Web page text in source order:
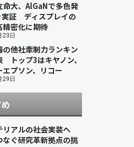
命大、AlGaNで多色発
実証 ディスプレイの
精密化に期待
23日
の他社牽制力ランキン
トップ3はキヤノン、
エプソン、リコー
29日
リアルの社会実装へ
なぐ研究革新拠点の挑